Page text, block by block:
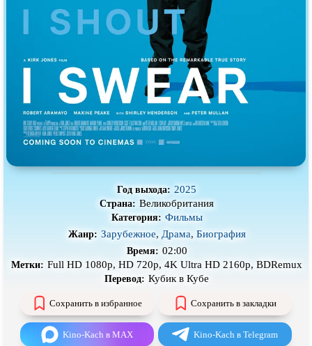
Про гангстеров Про гонки
Про динозавров
Про драконов Про животных
Про зомби Про инопланетян
Про корабли и подводные
лодки
Про космос
Про подростков
Про путешествия во времени Про роботов
Про самолёты
Про снайперов
Про супергероев Про танки
Про танцы Про тюрьму
Год выхода: 2025
Страна: Великобритания
Категория: Фильмы
Жанр: Зарубежное, Драма, Биография
Время: 02:00
Метки: Full HD 1080p, HD 720p, 4K Ultra HD 2160p, BDRemux
Перевод: Кубик в Кубе
Сохранить в избранное Сохранить в закладки
Kino-Kach в MAX Kino-Kach в Telegram